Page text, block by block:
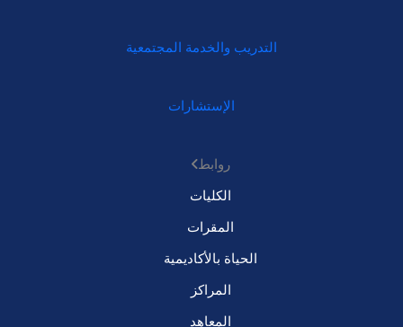
التدريب والخدمة المجتمعية
الإستشارات
روابط
الكليات
المقرات
الحياة بالأكاديمية
المراكز
المعاهد